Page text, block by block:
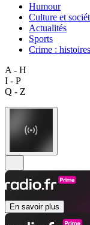
Humour
Culture et
Actualités
Sports
Crime :
A - H
I - P
Q - Z
En savoir plus